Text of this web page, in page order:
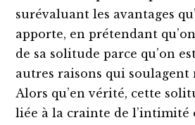
surévaluant les avantages
apporte, en prétendant
de sa solitude parce qu’on
autres raisons qui soulagent
Alors qu’en vérité, cette
liée à la crainte de l’intimité